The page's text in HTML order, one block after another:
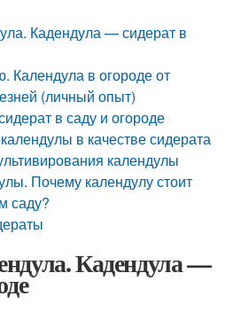
Кадендула — сидерат в
Календула в огороде от
(личный опыт)
в саду и огороде
в качестве сидерата
календулы
Почему календулу стоит
саду?
Кадендула —